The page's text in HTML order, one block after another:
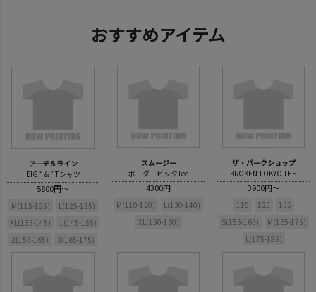
おすすめアイテム
アーチ＆ライン
BIG “＆” Tシャツ
5800円～
M(115-125)
L(125-135)
XL(135-145)
1(145-155)
2(155-165)
3(165-175)
スムージー
ボーダービックTee
4300円
M(110-120)
L(130-140)
XL(150-160)
ザ・パークショップ
BROKEN TOKYO TEE
3900円～
115 125
135
S(155-165)
M(165-175)
L(175-185)